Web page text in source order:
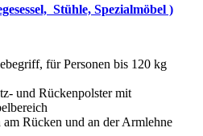
Stühle, Spezialmöbel )
für Personen bis 120 kg
und Rückenpolster mit
Rücken und an der Armlehne